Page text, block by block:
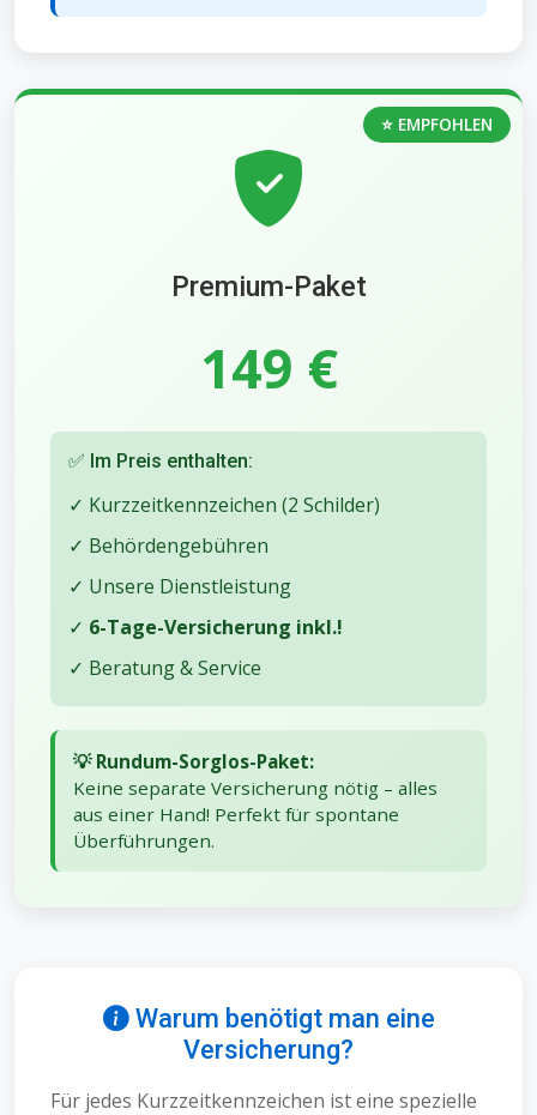
Premium-Paket
⭐ EMPFOHLEN
149 €
✅ Im Preis enthalten:
✓ Kurzzeitkennzeichen (2 Schilder)
✓ Behördengebühren
✓ Unsere Dienstleistung
✓ 6-Tage-Versicherung inkl.!
✓ Beratung & Service
💡 Rundum-Sorglos-Paket:
Keine separate Versicherung nötig – alles
aus einer Hand! Perfekt für spontane
Überführungen.
Warum benötigt man eine
Versicherung?
Für jedes Kurzzeitkennzeichen ist eine spezielle